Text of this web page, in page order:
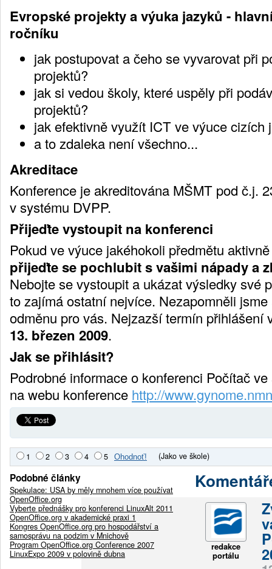
Evropské projekty a výuka jazyků -
ročníku
jak postupovat a čeho se vyvarovat při
projektů?
jak si vedou školy, které uspěly při
projektů?
jak efektivně využít ICT ve výuce cizích
a to zdaleka není všechno...
Akreditace
Konference je akreditována MŠMT pod č.j.
v systému DVPP.
Přijeďte vystoupit na konferenci
Pokud ve výuce jakéhokoli předmětu
přijeďte se pochlubit s vašimi nápady a
Nebojte se vystoupit a ukázat výsledky své
to zajímá ostatní nejvíce. Nezapomněli
odměnu pro vás. Nejzazší termín přihlášení
13. březen 2009.
Jak se přihlásit?
Podrobné informace o konferenci Počítač
na webu konference http://
1 2 3 4 5 (Jako ve škole)
Podobné články
Spekulace: USA by měly mnohem více používat
OpenOffice.org
Vyberte přednášky pro konferenci LinuxAlt 2011
OpenOffice.org v akademické praxi 1
Kongres OpenOffice.org pro hospodářství a
samosprávu na podzim v Mnichově
Program OpenOffice.org Conference 2007
LinuxExpo 2009 v polovině dubna
redakce
portálu